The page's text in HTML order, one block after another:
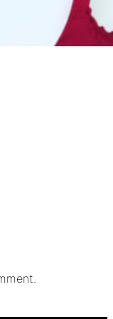
Warna Bra